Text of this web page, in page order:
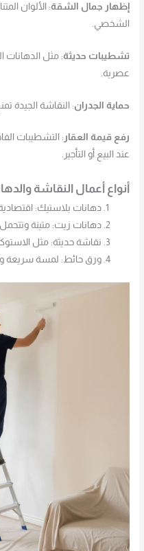
إظهار جمال الشقة: الألوان
الشخصي.
تشطيبات حديثة: مثل الدهانات
عصرية.
حماية الجدران: النقاشة الجيدة
رفع قيمة العقار : التشطيبات
عند البيع أو التأجير.
أنواع أعمال النقاشة
دهانات بلاستيك:
دهانات زيت: متينة
نقاشة حديثة: مثل
ورق حائط: لمسة سريعة